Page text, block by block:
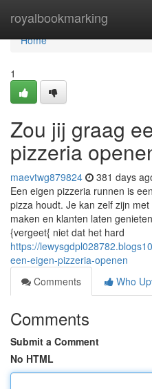
royalbookmarking
Home
Home
1
Zou jij graag
pizzeria
maevtwg879824 381 days
Een eigen pizzeria runnen is
pizza houdt. Je kan zelf zijn
maken en klanten laten
{vergeet{ niet dat het hard
https://
een-eigen-pizzeria-openen
Comments
Who
Comments
Submit a Comment
No HTML